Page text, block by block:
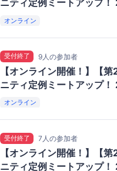
ニティ定例ミートアップ
オンライン
受付終了 9人の参加者
【オンライン開催！】【
ニティ定例ミートアップ
オンライン
受付終了 7人の参加者
【オンライン開催！】【
ニティ定例ミートアップ